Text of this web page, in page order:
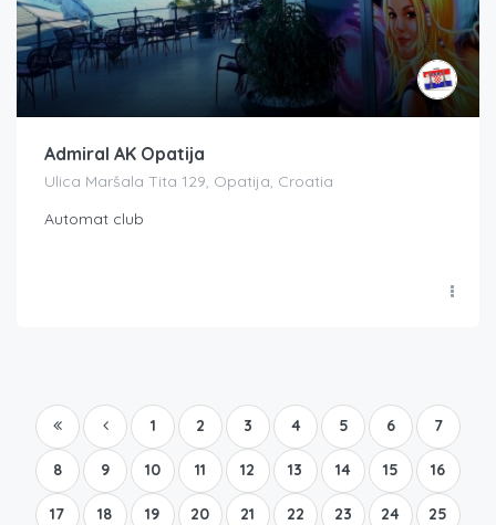
Admiral AK Opatija
Ulica Maršala Tita 129, Opatija, Croatia
Automat club
1 2 3 4 5 6 7
8 9 10 11 12 13 14 15 16
17 18 19 20 21 22 23 24 25